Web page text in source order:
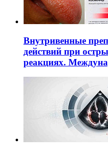
Внутривенные
действий при
реакциях.